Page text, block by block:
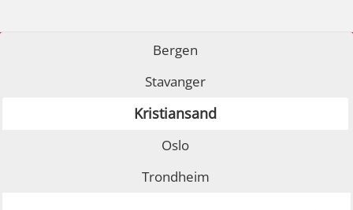
(Blended with Adaptive e-learning +
practical) (RBSBLE025)
GWO: BST Refresher – Onshore
(Blended with Adaptive e-learning
Fallsikring (FAR108)
GOC sertifikat grunnleggende
(GMDSS) (MRC101)
GOC sertifikat repetisjon (GMDSS)
Bergen
Stavanger
Kristiansand
Oslo
Trondheim